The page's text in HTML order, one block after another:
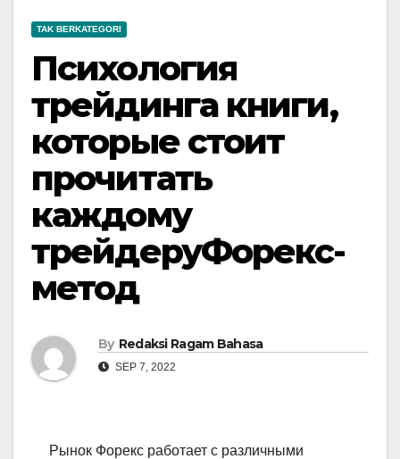
TAK BERKATEGORI
Психология
трейдинга книги,
которые стоит
прочитать
каждому
трейдеруФорекс-
метод
By Redaksi Ragam Bahasa
SEP 7, 2022
Рынок Форекс работает с различными